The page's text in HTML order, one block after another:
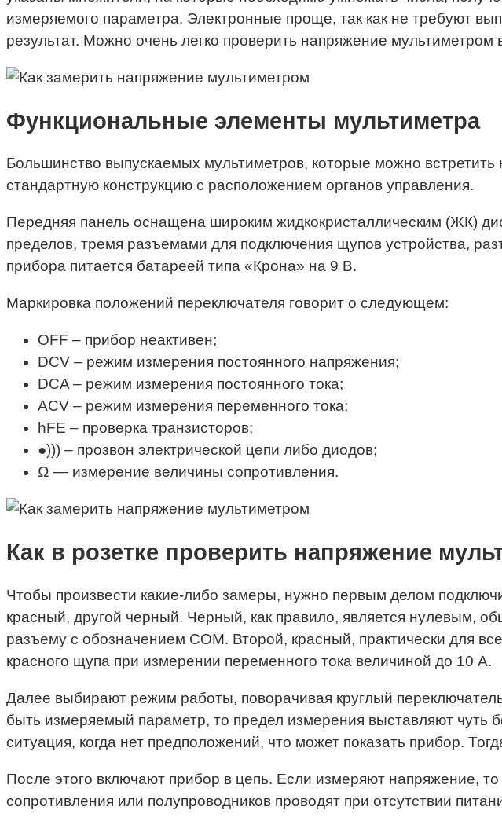
измеряемого параметра. Электронные проще, так как не требуют
результат. Можно очень легко проверить напряжение мультиметром
Функциональные элементы мультиметра
Большинство выпускаемых мультиметров, которые можно
стандартную конструкцию с расположением органов управления.
Передняя панель оснащена широким жидкокристаллическим (ЖК)
пределов, тремя разъемами для подключения щупов устройства,
прибора питается батареей типа «Крона» на 9 В.
Маркировка положений переключателя говорит о следующем:
OFF – прибор неактивен;
DCV – режим измерения постоянного напряжения;
DCA – режим измерения постоянного тока;
ACV – режим измерения переменного тока;
hFE – проверка транзисторов;
●))) – прозвон электрической цепи либо диодов;
Ω — измерение величины сопротивления.
Как в розетке проверить напряжение
Чтобы произвести какие-либо замеры, нужно первым делом
красный, другой черный. Черный, как правило, является нулевым,
разъему с обозначением COM. Второй, красный, практически для
красного щупа при измерении переменного тока величиной до 10 A.
Далее выбирают режим работы, поворачивая круглый
быть измеряемый параметр, то предел измерения выставляют
ситуация, когда нет предположений, что может показать прибор.
После этого включают прибор в цепь. Если измеряют напряжение,
сопротивления или полупроводников проводят при отсутствии